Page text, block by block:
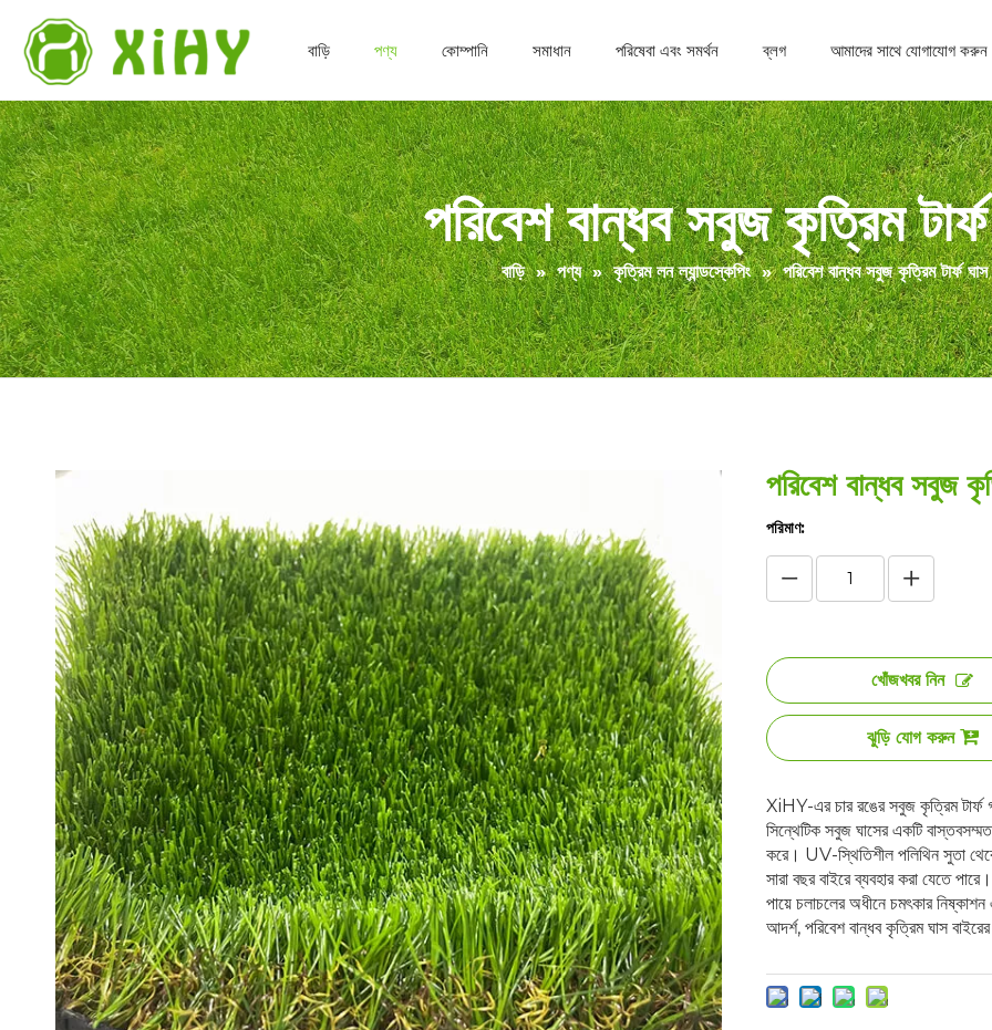
বাড়ি পণ্য কোম্পানি সমাধান পরিষেবা এবং সমর্থন ব্লগ আমাদের সাথে যোগাযোগ করুন
পরিবেশ বান্ধব সবুজ কৃত্রিম
বাড়ি » পণ্য » কৃত্রিম লন ল্যান্ডস্কেপিং » পরিবেশ বান্ধব সবুজ কৃত্রিম টার্ফ ঘাস
পরিবেশ বান্ধব সবুজ
পরিমাণ:
খোঁজখবর নিন
ঝুড়ি যোগ করুন
XiHY-এর চার রঙের সবুজ কৃত্রিম টার্ফ
সিন্থেটিক সবুজ ঘাসের একটি
করে। UV-স্থিতিশীল পলিথিন সুতা
সারা বছর বাইরে ব্যবহার করা যেতে
পায়ে চলাচলের অধীনে চমৎকার
আদর্শ, পরিবেশ বান্ধব কৃত্রিম ঘাস